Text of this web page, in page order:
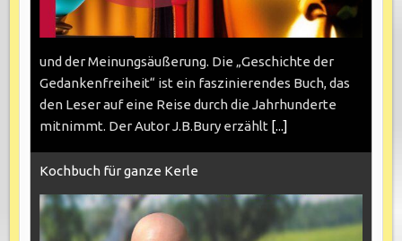
und der Meinungsäußerung. Die „Geschichte der
Gedankenfreiheit“ ist ein faszinierendes Buch, das
den Leser auf eine Reise durch die Jahrhunderte
mitnimmt. Der Autor J.B.Bury erzählt [...]
Kochbuch für ganze Kerle